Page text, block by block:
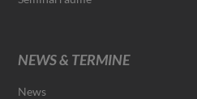
NEWS & TERMINE
News